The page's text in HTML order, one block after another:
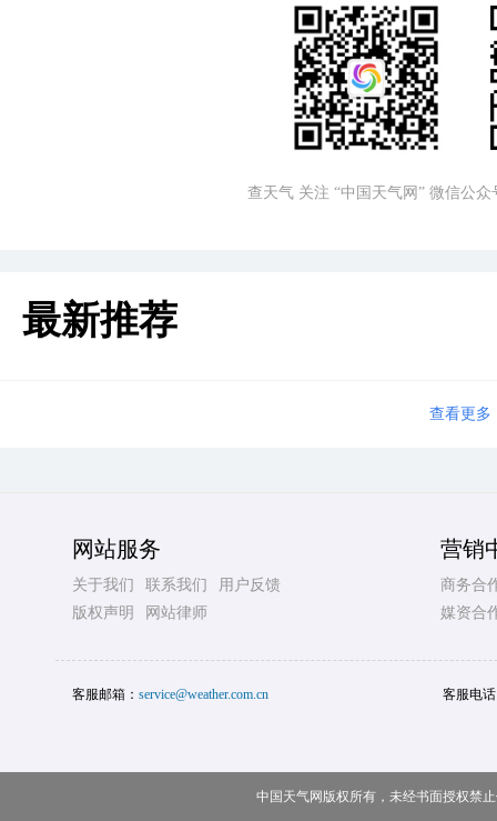
查天气 关注 “中国天气网” 微信公众
最新推荐
查看更多
网站服务
关于我们 联系我们
用户反馈
版权声明
网站律师
营销
商务合
媒资合
客服邮箱： service@weather.com.cn 客服电
中国天气网版权所有，未经书面授权